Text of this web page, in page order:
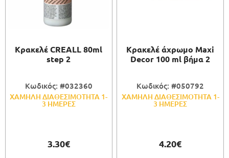
Κρακελέ CREALL 80ml
step 2
Κωδικός: #032360
ΧΑΜΗΛΗ ΔΙΑΘΕΣΙΜΟΤΗΤΑ 1-
3 ΗΜΕΡΕΣ
3.30€
Κρακελέ άχρωμο Maxi
Decor 100 ml βήμα 2
Κωδικός: #050792
ΧΑΜΗΛΗ ΔΙΑΘΕΣΙΜΟΤΗΤΑ 1-
3 ΗΜΕΡΕΣ
4.20€